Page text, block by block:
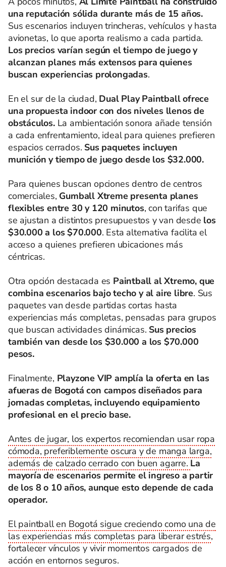
una reputación sólida durante más de 15 años.
Sus escenarios incluyen trincheras, vehículos y hasta
avionetas, lo que aporta realismo a cada partida.
Los precios varían según el tiempo de juego y
alcanzan planes más extensos para quienes
buscan experiencias prolongadas.
En el sur de la ciudad, Dual Play Paintball ofrece
una propuesta indoor con dos niveles llenos de
obstáculos.La ambientación sonora añade tensión
a cada enfrentamiento, ideal para quienes prefieren
espacios cerrados. Sus paquetes incluyen
munición y tiempo de juego desde los $32.000.
Para quienes buscan opciones dentro de centros
comerciales, Gumball Xtreme presenta planes
flexibles entre 30 y 120 minutos, con tarifas que
se ajustan a distintos presupuestos y van desde los
$30.000 a los $70.000. Esta alternativa facilita el
acceso a quienes prefieren ubicaciones más
céntricas.
Otra opción destacada es Paintball al Xtremo, que
combina escenarios bajo techo y al aire libre. Sus
paquetes van desde partidas cortas hasta
experiencias más completas, pensadas para grupos
que buscan actividades dinámicas. Sus precios
también van desde los $30.000 a los $70.000
pesos.
Finalmente, Playzone VIP amplía la oferta en las
afueras de Bogotá con campos diseñados para
jornadas completas, incluyendo equipamiento
profesional en el precio base.
Antes de jugar, los expertos recomiendan usar ropa
cómoda, preferiblemente oscura y de manga larga,
además de calzado cerrado con buen agarre. La
mayoría de escenarios permite el ingreso a partir
de los 8 o 10 años, aunque esto depende de cada
operador.
El paintball en Bogotá sigue creciendo como una de
las experiencias más completas para liberar estrés,
fortalecer vínculos y vivir momentos cargados de
acción en entornos seguros.